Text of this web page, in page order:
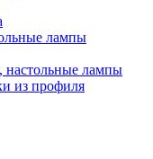
лампы
лампы
из профиля